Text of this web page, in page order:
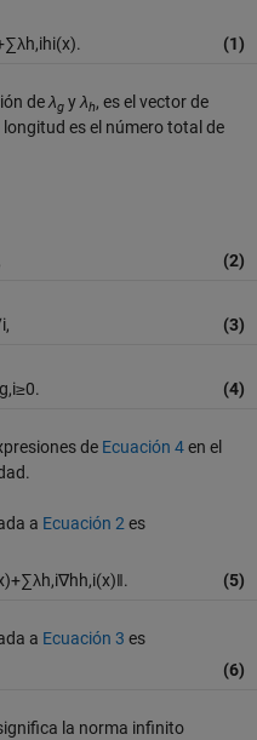
∑λh,ihi(x). (1)
deλg yλh, es el vector de
es el número total de
(2)
i, (3)
,i≥0. (4)
de Ecuación 4en el
a Ecuación 2 es
)+∑λh,i∇hh,i(x)‖. (5)
a Ecuación 3 es
(6)
la norma infinito